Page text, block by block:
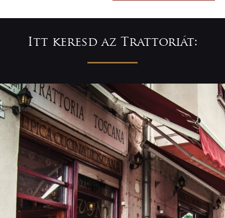
Itt keresd az Trattoriát: